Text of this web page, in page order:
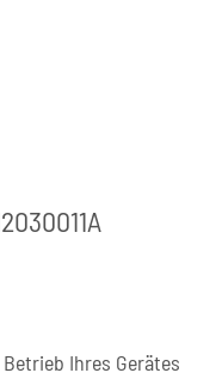
Ihres Gerätes